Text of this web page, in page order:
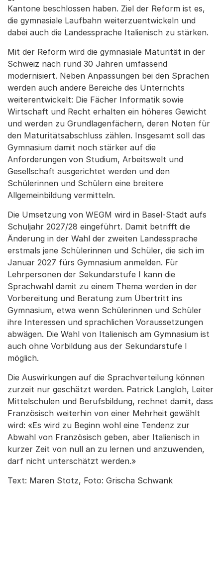
Kantone beschlossen haben. Ziel der Reform ist es,
die gymnasiale Laufbahn weiterzuentwickeln und
dabei auch die Landessprache Italienisch zu stärken.
Mit der Reform wird die gymnasiale Maturität in der
Schweiz nach rund 30 Jahren umfassend
modernisiert. Neben Anpassungen bei den Sprachen
werden auch andere Bereiche des Unterrichts
weiterentwickelt: Die Fächer Informatik sowie
Wirtschaft und Recht erhalten ein höheres Gewicht
und werden zu Grundlagenfächern, deren Noten für
den Maturitätsabschluss zählen. Insgesamt soll das
Gymnasium damit noch stärker auf die
Anforderungen von Studium, Arbeitswelt und
Gesellschaft ausgerichtet werden und den
Schülerinnen und Schülern eine breitere
Allgemeinbildung vermitteln.
Die Umsetzung von WEGM wird in Basel-Stadt aufs
Schuljahr 2027/28 eingeführt. Damit betrifft die
Änderung in der Wahl der zweiten Landessprache
erstmals jene Schülerinnen und Schüler, die sich im
Januar 2027 fürs Gymnasium anmelden. Für
Lehrpersonen der Sekundarstufe I kann die
Sprachwahl damit zu einem Thema werden in der
Vorbereitung und Beratung zum Übertritt ins
Gymnasium, etwa wenn Schülerinnen und Schüler
ihre Interessen und sprachlichen Voraussetzungen
abwägen. Die Wahl von Italienisch am Gymnasium ist
auch ohne Vorbildung aus der Sekundarstufe I
möglich.
Die Auswirkungen auf die Sprachverteilung können
zurzeit nur geschätzt werden. Patrick Langloh, Leiter
Mittelschulen und Berufsbildung, rechnet damit, dass
Französisch weiterhin von einer Mehrheit gewählt
wird: «Es wird zu Beginn wohl eine Tendenz zur
Abwahl von Französisch geben, aber Italienisch in
kurzer Zeit von null an zu lernen und anzuwenden,
darf nicht unterschätzt werden.»
Text: Maren Stotz, Foto: Grischa Schwank